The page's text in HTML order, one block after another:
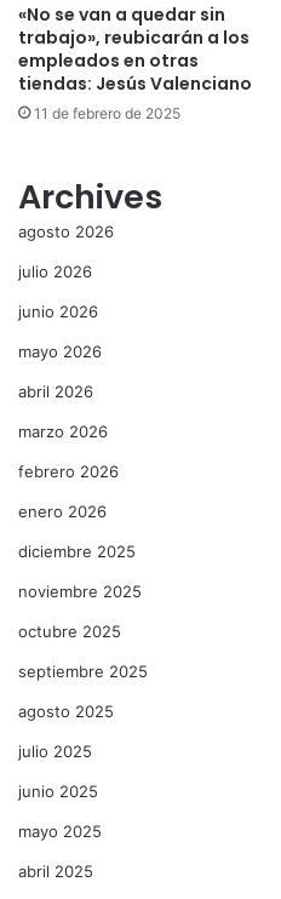
«No se van a quedar sin
trabajo», reubicarán a los
empleados en otras
tiendas: Jesús Valenciano
11 de febrero de 2025
Archives
agosto 2026
julio 2026
junio 2026
mayo 2026
abril 2026
marzo 2026
febrero 2026
enero 2026
diciembre 2025
noviembre 2025
octubre 2025
septiembre 2025
agosto 2025
julio 2025
junio 2025
mayo 2025
abril 2025